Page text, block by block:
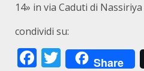
14» in via Caduti di
condividi su:
Facebook
Twitter
Share